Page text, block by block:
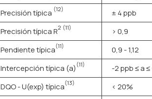
Precisión típica (12)
± 4 ppb
Precisión típica R2 (11)
> 0,9
Pendiente típica(11)
0,9 - 1,12
Intercepción típica (a) (11)
-2 ppb ≤ a
DQO - U(exp) típica(13)
< 20%